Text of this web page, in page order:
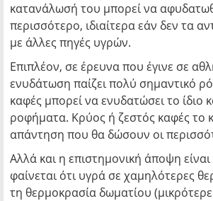
κατανάλωσή του μπορεί να
περισσότερο, ιδιαίτερα εάν δεν τα
με άλλες πηγές υγρών.
Επιπλέον, σε έρευνα που έγινε σε
ενυδάτωση παίζει πολύ σημαντικό
καφές μπορεί να ενυδατώσει το ίδιο
ροφήματα. Κρύος ή ζεστός καφές το
απάντηση που θα δώσουν οι
Αλλά και η επιστημονική άποψη είναι
φαίνεται ότι υγρά σε χαμηλότερες
τη θερμοκρασία δωματίου